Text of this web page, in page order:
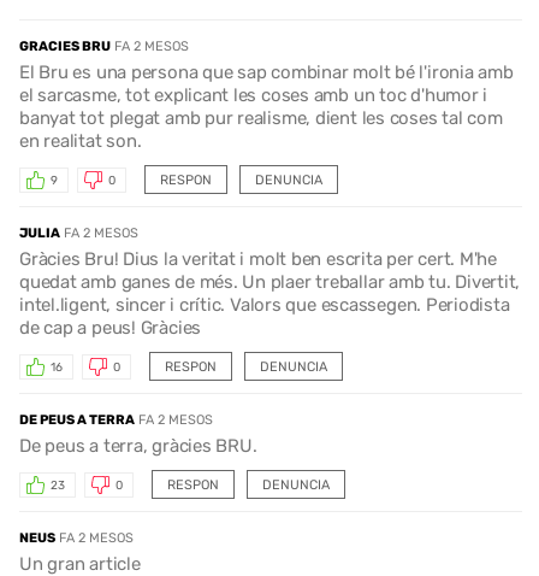
GRACIES BRU FA 2 MESOS
El Bru es una persona que sap combinar molt bé l'ironia amb
el sarcasme, tot explicant les coses amb un toc d'humor i
banyat tot plegat amb pur realisme, dient les coses tal com
en realitat son.
RESPON
9 0 DENUNCIA
JULIA FA 2 MESOS
Gràcies Bru! Dius la veritat i molt ben escrita per cert. M'he
quedat amb ganes de més. Un plaer treballar amb tu. Divertit,
intel.ligent, sincer i crític. Valors que escassegen. Periodista
de cap a peus! Gràcies
RESPON
16 0 DENUNCIA
DE PEUS A TERRA FA 2 MESOS
De peus a terra, gràcies BRU.
RESPON
23 0 DENUNCIA
NEUS FA 2 MESOS
Un gran article